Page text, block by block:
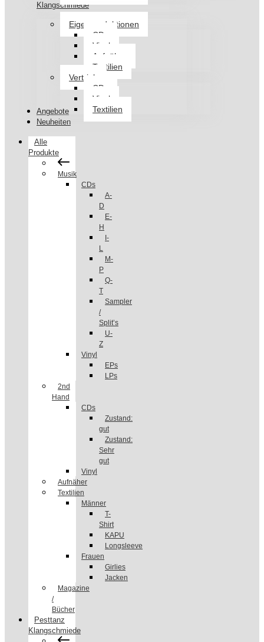
Klangschmiede
Eigenproduktionen
CDs
Vinyl
Aufnäher
Textilien
Vertrieb
CDs
Vinyl
Textilien
Angebote
Neuheiten
Alle
Produkte
Musik
CDs
A-
D
E-
H
I-
L
M-
P
Q-
T
Sampler
/
Split’s
U-
Z
Vinyl
EPs
LPs
2nd
Hand
CDs
Zustand:
gut
Zustand:
Sehr
gut
Vinyl
Aufnäher
Textilien
Männer
T-
Shirt
KAPU
Longsleeve
Frauen
Girlies
Jacken
Magazine
/
Bücher
Pesttanz
Klangschmiede